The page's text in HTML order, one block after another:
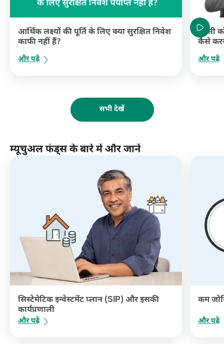
आर्थिक लक्ष्यों की पूर्ति के लिए क्या सुरक्षित निवेश
काफी नहीं हैं?
और पढ़ें
किसी
कैसे
और पढ़ें
सभी देखें
म्यूचुअल फंड्स के बारे में और जानें
सिस्टेमेटिक इन्वेस्टमेंट प्लान (SIP) और इसकी
कार्यप्रणाली
और पढ़ें
कम
और पढ़ें